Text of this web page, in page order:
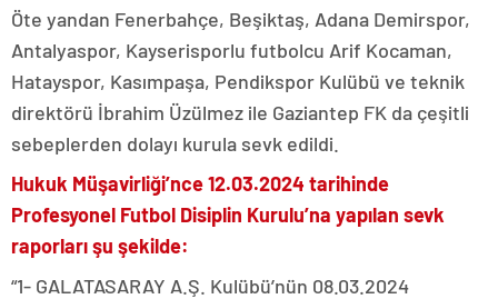
Öte yandan Fenerbahçe, Beşiktaş, Adana Demirspor,
Antalyaspor, Kayserisporlu futbolcu Arif Kocaman,
Hatayspor, Kasımpaşa, Pendikspor Kulübü ve teknik
direktörü İbrahim Üzülmez ile Gaziantep FK da çeşitli
sebeplerden dolayı kurula sevk edildi.
Hukuk Müşavirliği’nce 12.03.2024 tarihinde
Profesyonel Futbol Disiplin Kurulu’na yapılan sevk
raporları şu şekilde:
“1- GALATASARAY A.Ş. Kulübü’nün 08.03.2024